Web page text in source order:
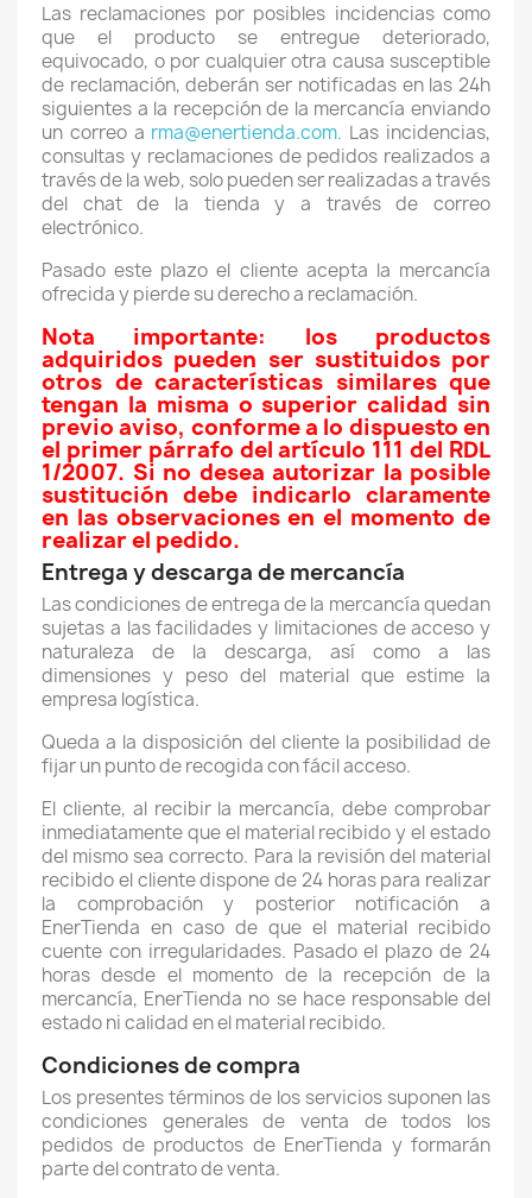
Las reclamaciones por posibles incidencias como
que el producto se entregue deteriorado,
equivocado, o por cualquier otra causa susceptible
de reclamación, deberán ser notificadas en las 24h
siguientes a la recepción de la mercancía enviando
un correo a rma@enertienda.com. Las incidencias,
consultas y reclamaciones de pedidos realizados a
través de la web, solo pueden ser realizadas a través
del chat de la tienda y a través de correo
electrónico.
Pasado este plazo el cliente acepta la mercancía
ofrecida y pierde su derecho a reclamación.
Nota importante: los productos
adquiridos pueden ser sustituidos por
otros de características similares que
tengan la misma o superior calidad sin
previo aviso, conforme a lo dispuesto en
el primer párrafo del artículo 111 del RDL
1/2007. Si no desea autorizar la posible
sustitución debe indicarlo claramente
en las observaciones en el momento de
realizar el pedido.
Entrega y descarga de mercancía
Las condiciones de entrega de la mercancía quedan
sujetas a las facilidades y limitaciones de acceso y
naturaleza de la descarga, así como a las
dimensiones y peso del material que estime la
empresa logística.
Queda a la disposición del cliente la posibilidad de
fijar un punto de recogida con fácil acceso.
El cliente, al recibir la mercancía, debe comprobar
inmediatamente que el material recibido y el estado
del mismo sea correcto. Para la revisión del material
recibido el cliente dispone de 24 horas para realizar
la comprobación y posterior notificación a
EnerTienda en caso de que el material recibido
cuente con irregularidades. Pasado el plazo de 24
horas desde el momento de la recepción de la
mercancía, EnerTienda no se hace responsable del
estado ni calidad en el material recibido.
Condiciones de compra
Los presentes términos de los servicios suponen las
condiciones generales de venta de todos los
pedidos de productos de EnerTienda y formarán
parte del contrato de venta.